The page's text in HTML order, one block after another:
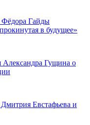
Фёдора Гайды
в будущее»
Александра Гущина о
Евстафьева и